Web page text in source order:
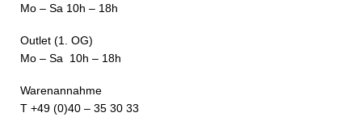
Mo – Sa 10h – 18h
Outlet (1. OG)
Mo – Sa 10h – 18h
Warenannahme
T +49 (0)40 – 35 30 33